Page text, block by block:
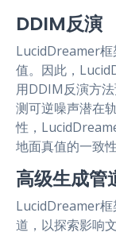
DDIM反演
LucidDreamer框
值。因此，
用DDIM反演方
测可逆噪声潜在
性，
地面真值的一致性
高级生成管
LucidDreamer框
道，以探索影响